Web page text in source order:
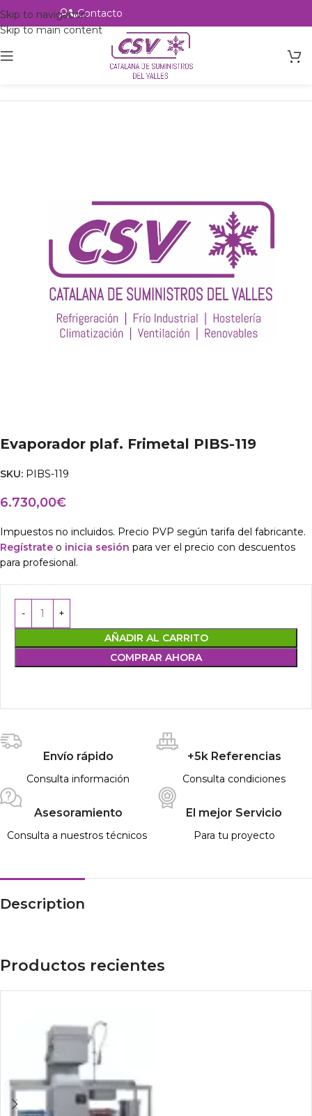
Skip to navigation
Skip to main content
Contacto
Intercambio
Evaporador plaf. Frimetal PIBS-119
SKU: PIBS-119
6.730,00€
Impuestos no incluidos. Precio PVP según tarifa del fabricante.
Regístrate o inicia sesión para ver el precio con descuentos
para profesional.
AÑADIR AL CARRITO
COMPRAR AHORA
Envío rápido
Consulta información
+5k Referencias
Consulta condiciones
Asesoramiento
Consulta a nuestros técnicos
El mejor Servicio
Para tu proyecto
Description
Productos recientes